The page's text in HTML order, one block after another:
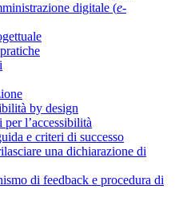
digitale (e-
by design
l’accessibilità
e criteri di successo
una dichiarazione di
di feedback e procedura di